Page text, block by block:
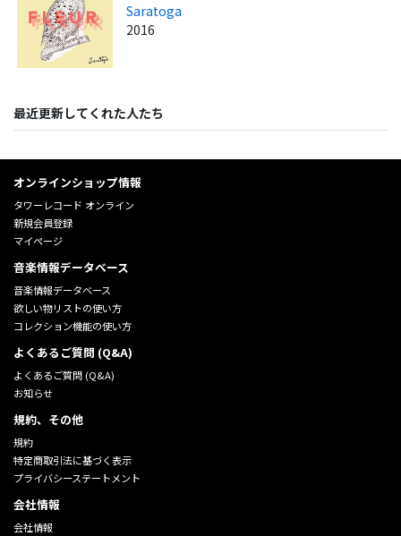
Saratoga
2016
最近更新してくれた人たち
オンラインショップ情報
タワーレコード オンライン
新規会員登録
マイページ
音楽情報データベース
音楽情報データベース
欲しい物リストの使い方
コレクション機能の使い方
よくあるご質問 (Q&A)
よくあるご質問 (Q&A)
お知らせ
規約、その他
規約
特定商取引法に基づく表示
プライバシーステートメント
会社情報
会社情報